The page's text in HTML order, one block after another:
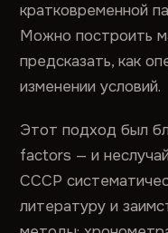
кратковременной
Можно построить
предсказать, как
изменении условий.
Этот подход был
factors — и
СССР
литературу и